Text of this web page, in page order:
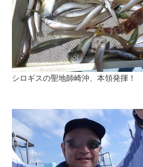
シロギスの聖地師崎沖、本領発揮！